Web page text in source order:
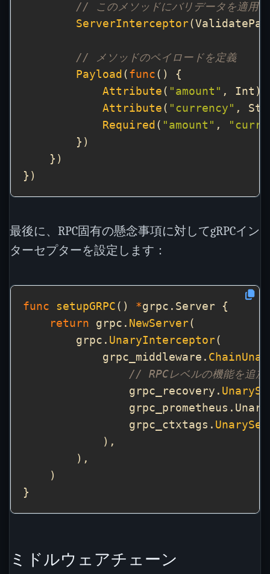
// このメソッドにバリデータを適用
ServerInterceptor
// メソッドのペイロードを定義
Payload ( func
Attribute ( "amount"
Attribute ( "currency"
Required ( "amount" ,
最後に、RPC固有の懸念事項に対してgRPCイン
ターセプターを設定します：
func setupGRPC () *
return grpc. NewServer
        grpc.
UnaryInterceptor
            grpc_middleware.
// RPCレベルの機能を追加
                grpc_recovery.
                grpc_ctxtags.
ミドルウェアチェーン